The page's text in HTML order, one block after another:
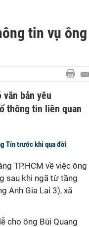
tin vụ ông
bản yêu
thông tin liên quan
Tín trước khi qua đời
TP.HCM về việc ông
sau khi ngã từ tầng
Anh Gia Lai 3), xã
cho ông Bùi Quang